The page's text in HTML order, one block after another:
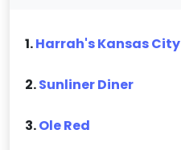
1.Harrah's Kansas City
2.Sunliner Diner
3.Ole Red